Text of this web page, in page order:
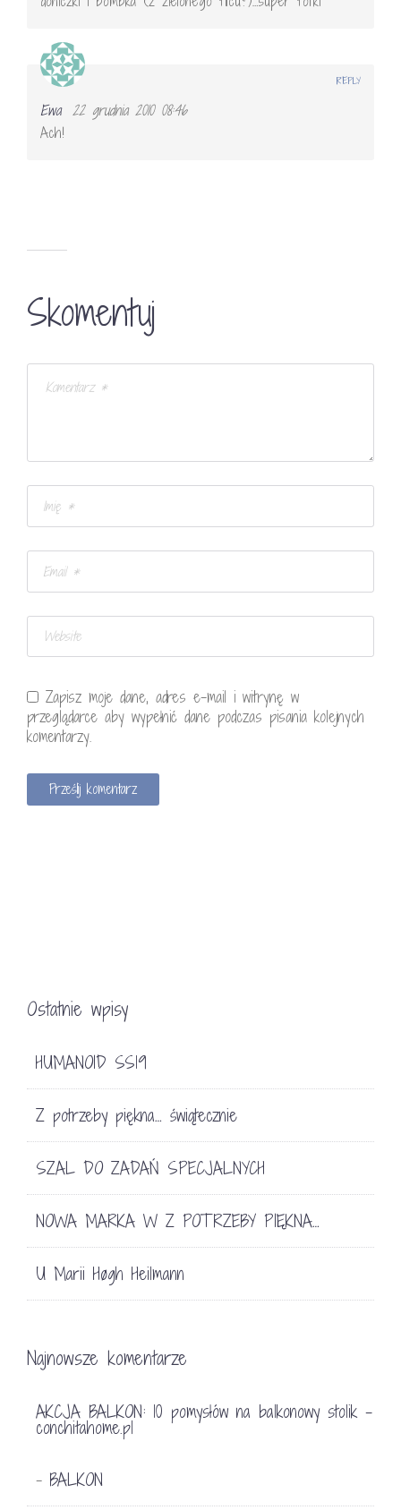
Ewa 22 grudnia 2010 08:46
Ach!
REPLY
Skomentuj
Zapisz moje dane, adres e-mail i witrynę w
przeglądarce aby wypełnić dane podczas pisania kolejnych
komentarzy.
Ostatnie wpisy
HUMANOID SS19
Z potrzeby piękna… świątecznie
SZAL DO ZADAŃ SPECJALNYCH
NOWA MARKA W Z POTRZEBY PIĘKNA…
U Marii Høgh Heilmann
Najnowsze komentarze
AKCJA BALKON: 10 pomysłów na balkonowy stolik -
conchitahome.pl
- BALKON